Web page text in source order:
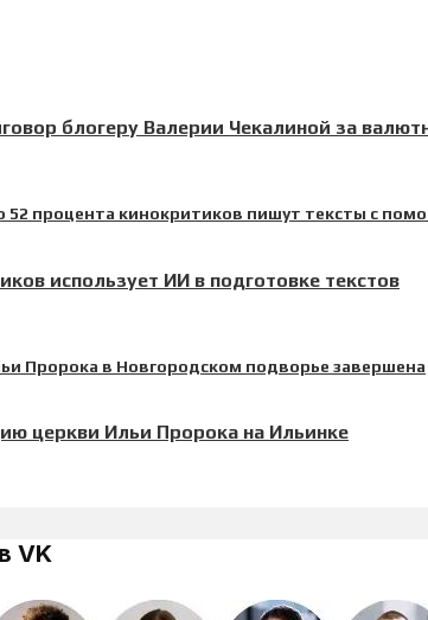
блогеру Валерии Чекалиной за
использует ИИ в подготовке текстов
церкви Ильи Пророка на Ильинке
VK